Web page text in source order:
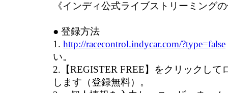
《インディ公式ライブストリーミング
● 登録方法
1. http://racecontrol.indycar.com/?type=false
い。
2.【REGISTER FREE】をクリックして
します（登録無料）。